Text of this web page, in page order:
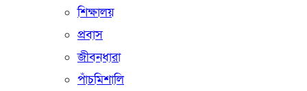
শিক্ষালয়
প্রবাস
জীবনধারা
পাঁচমিশালি